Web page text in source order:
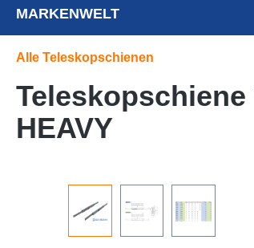
MARKENWELT
Alle Teleskopschienen
HEAVY